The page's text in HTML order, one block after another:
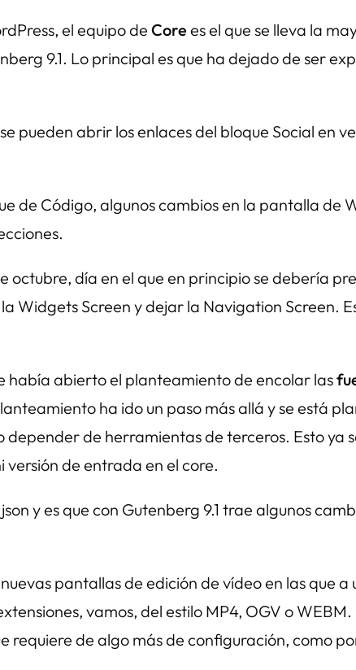
el equipo de Core es el que se lleva la
9.1. Lo principal es que ha dejado de ser
pueden abrir los enlaces del bloque Social en
de Código, algunos cambios en la pantalla de
octubre, día en el que en principio se debería
Widgets Screen y dejar la Navigation Screen.
había abierto el planteamiento de encolar las
ha ido un paso más allá y se está
de herramientas de terceros. Esto ya
versión de entrada en el core.
y es que con Gutenberg 9.1 trae algunos
pantallas de edición de vídeo en las que a
vamos, del estilo MP4, OGV o
requiere de algo más de configuración, como